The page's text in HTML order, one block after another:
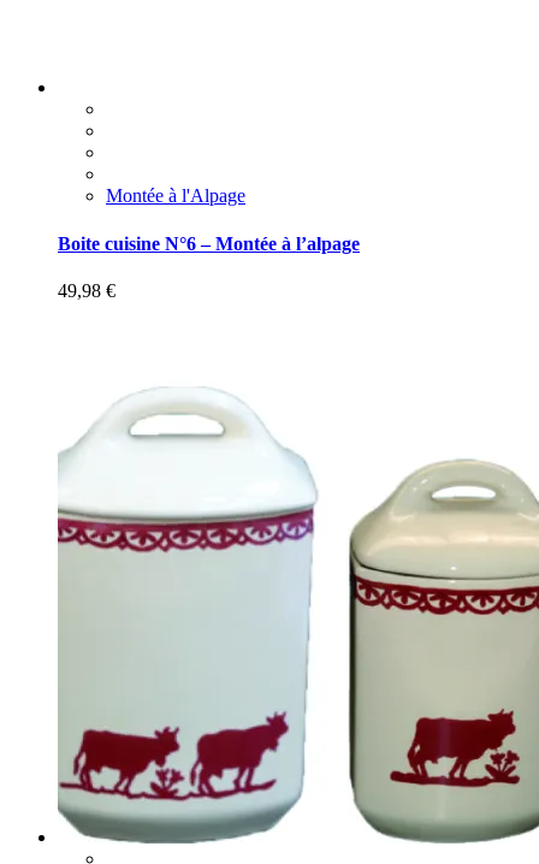
Montée à l'Alpage
Boite cuisine N°6 – Montée à l’alpage
49,98 €